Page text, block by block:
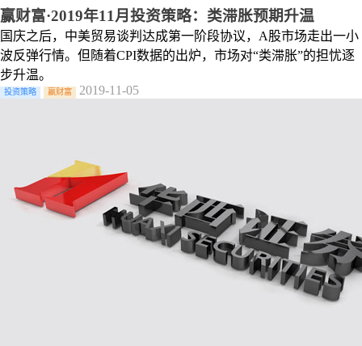
赢财富·2019年11月投资策略：类滞胀预期升温
国庆之后，中美贸易谈判达成第一阶段协议，A股市场走出一小
波反弹行情。但随着CPI数据的出炉，市场对“类滞胀”的担忧逐
步升温。
投资策略 赢财富 2019-11-05